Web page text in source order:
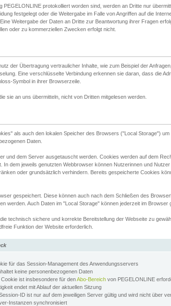
PEGELONLINE protokolliert worden sind, werden an Dritte nur
festgelegt oder die Weitergabe im Falle von Angriffen auf die
Weitergabe der Daten an Dritte zur Beantwortung ihrer Fragen
oder zu kommerziellen Zwecken erfolgt nicht.
der Übertragung vertraulicher Inhalte, wie zum Beispiel der
Eine verschlüsselte Verbindung erkennen sie daran, dass die
Symbol in ihrer Browserzeile.
sie an uns übermitteln, nicht von Dritten mitgelesen werden.
als auch den lokalen Speicher des Browsers ("Local Storage")
Daten.
und dem Server ausgetauscht werden. Cookies werden auf dem
dem jeweils genutzten Webbrowser können Nutzerinnen und Nutzer
oder grundsätzlich verhindern. Bereits gespeicherte Cookies
gespeichert. Diese können auch nach dem Schließen des
werden. Auch Daten im "Local Storage" können jederzeit im Browser
technisch sichere und korrekte Bereitstellung der Webseite zu
Funktion der Website erforderlich.
für das Session-Management des Anwendungsservers
keine personenbezogenen Daten
ist insbesondere für denAbo-Bereich von PEGELONLINE
endet mit Ablauf der aktuellen Sitzung
ID ist nur auf dem jeweiligen Server gültig und wird nicht über
Instanzen synchronisiert